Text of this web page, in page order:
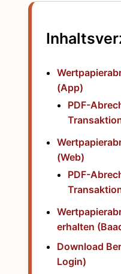
(App)
PDF-
(Web)
PDF-
erhalten
Download
Login)